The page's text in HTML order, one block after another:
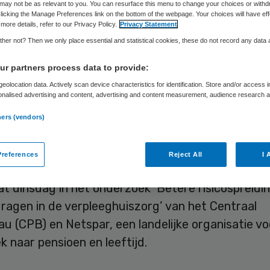
Skipr Redactie 9 juni 2020,09:06
zou ook de overwaarde van een huis mee
Op die manier kan de overheid de
van de eigen bijdragen beperken zonder dat het
dinsdag in het onderzoek ‘Betere
in de verpleeghuiszorg’ van het Centraal
(CPB) en Netspar, een landelijke organisatie
naar pensioen en leeftijd.
not be as relevant to you. You can resurface this menu to change your choices or
the Manage Preferences link on the bottom of the webpage. Your choices will have
details, refer to our Privacy Policy. Privacy Statement
not? Then we only place essential and statistical cookies, these do not record any data
partners process data to provide:
data. Actively scan device characteristics for identification. Store and/or access
advertising and content, advertising and content measurement, audience research
(vendors)
Reject All I